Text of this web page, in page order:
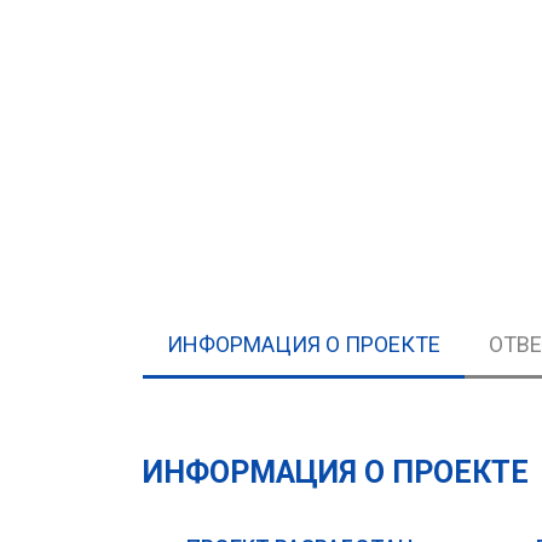
ИНФОРМАЦИЯ О ПРОЕКТЕ
ИНФОРМАЦИЯ О ПРОЕКТЕ